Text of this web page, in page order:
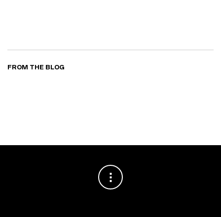
FROM THE BLOG